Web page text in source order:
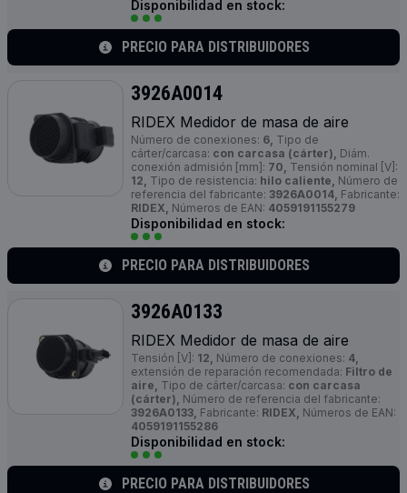
Disponibilidad en stock:
PRECIO PARA DISTRIBUIDORES
3926A0014
RIDEX Medidor de masa de aire
Número de conexiones: 6, Tipo de
cárter/carcasa: con carcasa (cárter), Diám.
conexión admisión [mm]: 70, Tensión nominal [V]:
12, Tipo de resistencia: hilo caliente, Número de
referencia del fabricante: 3926A0014, Fabricante:
RIDEX, Números de EAN: 4059191155279
Disponibilidad en stock:
PRECIO PARA DISTRIBUIDORES
3926A0133
RIDEX Medidor de masa de aire
Tensión [V]: 12, Número de conexiones: 4,
extensión de reparación recomendada: Filtro de
aire, Tipo de cárter/carcasa: con carcasa
(cárter), Número de referencia del fabricante:
3926A0133, Fabricante: RIDEX, Números de EAN:
4059191155286
Disponibilidad en stock:
PRECIO PARA DISTRIBUIDORES